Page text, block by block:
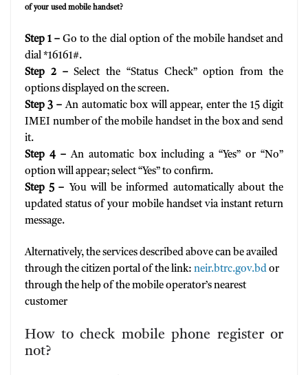
of your used mobile handset?
Step 1 –Go to the dial option of the mobile handset and
dial *16161#.
Step 2 –Select the “Status Check” option from the
options displayed on the screen.
Step 3 –An automatic box will appear, enter the 15 digit
IMEI number of the mobile handset in the box and send
it.
Step 4 –An automatic box including a “Yes” or “No”
option will appear; select “Yes” to confirm.
Step 5 – You will be informed automatically about the
updated status of your mobile handset via instant return
message.
Alternatively, the services described above can be availed
through the citizen portal of the link: neir.btrc.gov.bd or
through the help of the mobile operator’s nearest
customer
How to check mobile phone register or
not?